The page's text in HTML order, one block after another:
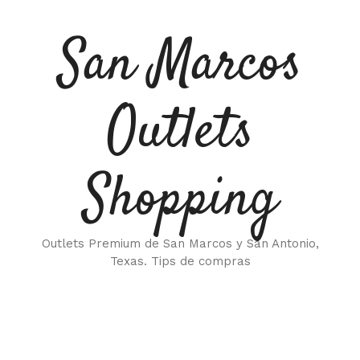
contenidoSan Marcos
Outlets
Shopping
Outlets Premium de San Marcos y San Antonio,
Texas. Tips de compras